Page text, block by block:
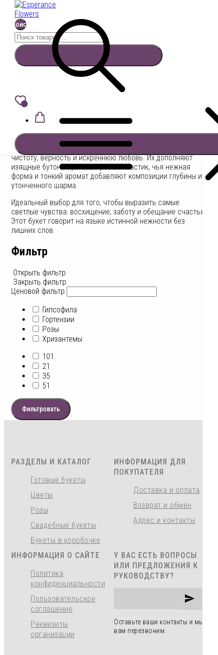
Перейти
содержимому
Поиск
Найти:
Поиск
Сияние Бомбастик
В корзину
искренних чувств. Пушистые белые хризантемы, словно
облака, создают воздушную основу, символизируя
чистоту, верность и искреннюю любовь. Их дополняют
изящные бутоны кустовых роз Бомбастик, чья нежная
форма и тонкий аромат добавляют композиции глубины и
утонченного шарма.
Идеальный выбор для того, чтобы выразить самые
светлые чувства: восхищение, заботу и обещание счастья.
Этот букет говорит на языке истинной нежности без
лишних слов.
Фильтр
Открыть фильтр
Закрыть фильтр
Ценовой фильтр
Гипсофила
Гортензии
Розы
Хризантемы
101
21
35
51
Фильтровать
РАЗДЕЛЫ И КАТАЛОГ
Готовые букеты
Цветы
Розы
Свадебные букеты
Букеты в коробочке
ИНФОРМАЦИЯ ДЛЯ
ПОКУПАТЕЛЯ
Доставка и оплата
Возврат и обмен
Адрес и контакты
ИНФОРМАЦИЯ О САЙТЕ
Политика
конфиденциальности
Пользовательское
соглашение
Реквизиты
организации
У ВАС ЕСТЬ ВОПРОСЫ
ИЛИ ПРЕДЛОЖЕНИЯ К
РУКОВОДСТВУ?
Оставьте ваши контакты и мы
вам перезвоним.